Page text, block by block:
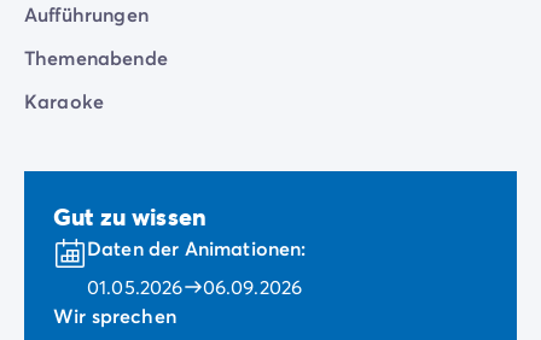
Aufführungen
Themenabende
Karaoke
Gut zu wissen
Daten der Animationen:
01.05.2026
06.09.2026
Wir sprechen